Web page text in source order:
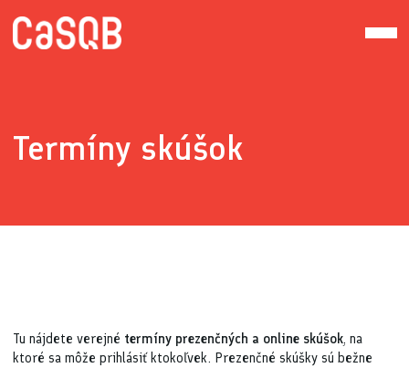
Termíny skúšok
Tu nájdete verejné termíny prezenčných a online skúšok, na
ktoré sa môže prihlásiť ktokoľvek. Prezenčné skúšky sú bežne